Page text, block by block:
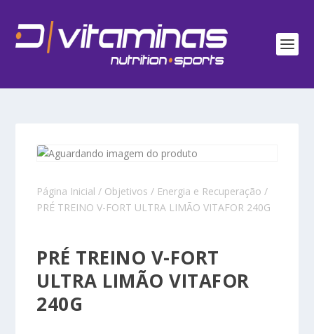
Página Inicial / Objetivos / Energia e Recuperação /
PRÉ TREINO V-FORT ULTRA LIMÃO VITAFOR 240G
PRÉ TREINO V-FORT
ULTRA LIMÃO VITAFOR
240G